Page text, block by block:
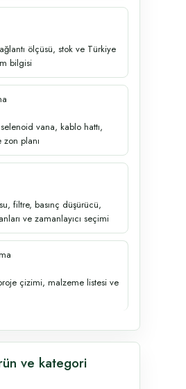
ölçüsü, stok ve Türkiye
bilgisi
vana, kablo hattı,
zon planı
filtre, basınç düşürücü,
ve zamanlayıcı seçimi
çizimi, malzeme listesi ve
ve kategori